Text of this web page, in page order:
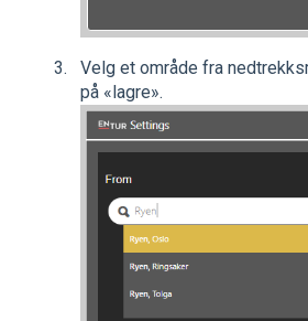
Velg et område fra
på «lagre».